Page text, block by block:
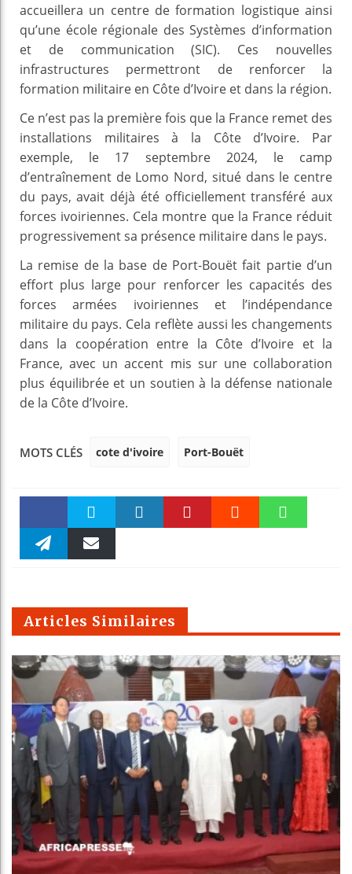
accueillera un centre de formation logistique ainsi
qu’une école régionale des Systèmes d’information
et de communication (SIC). Ces nouvelles
infrastructures permettront de renforcer la
formation militaire en Côte d’Ivoire et dans la région.
Ce n’est pas la première fois que la France remet des
installations militaires à la Côte d’Ivoire. Par
exemple, le 17 septembre 2024, le camp
d’entraînement de Lomo Nord, situé dans le centre
du pays, avait déjà été officiellement transféré aux
forces ivoiriennes. Cela montre que la France réduit
progressivement sa présence militaire dans le pays.
La remise de la base de Port-Bouët fait partie d’un
effort plus large pour renforcer les capacités des
forces armées ivoiriennes et l’indépendance
militaire du pays. Cela reflète aussi les changements
dans la coopération entre la Côte d’Ivoire et la
France, avec un accent mis sur une collaboration
plus équilibrée et un soutien à la défense nationale
de la Côte d’Ivoire.
MOTS CLÉS cote d'ivoire Port-Bouët
Faceboo Twitter
m
Articles Similaires